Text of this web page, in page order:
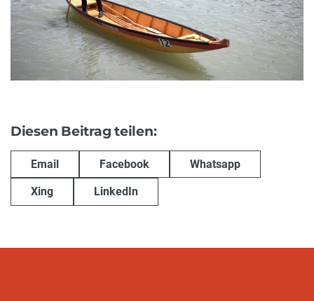
Diesen Beitrag teilen:
Email Facebook Whatsapp
Xing LinkedIn